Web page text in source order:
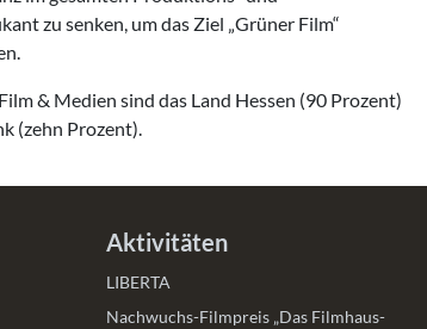
zu senken, um das Ziel „Grüner Film“
& Medien sind das Land Hessen (90 Prozent)
(zehn Prozent).
Aktivitäten
LIBERTA
Nachwuchs-Filmpreis „Das Filmhaus-